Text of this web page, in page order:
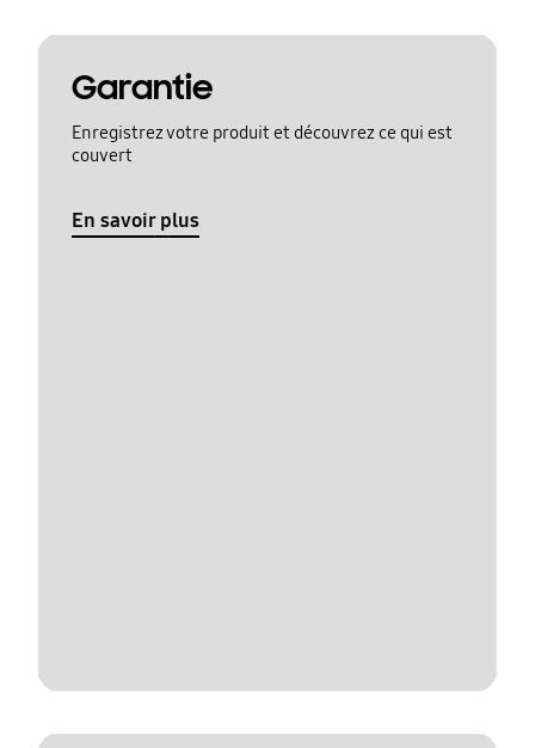
Garantie
Enregistrez votre produit et découvrez ce qui est
couvert
En savoir plus